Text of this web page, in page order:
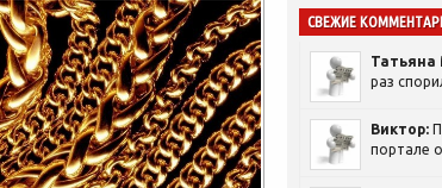
СВЕЖИЕ
Татьяна
раз
Виктор:
портале